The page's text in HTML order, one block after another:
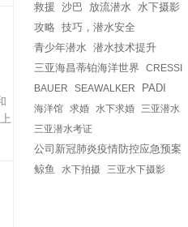
救援 沙巴 放流潜水 水下摄影
攻略 技巧，潜水安全
青少年潜水 潜水技术提升
三亚海昌蒂铂海洋世界
CRESSI
BAUER
SEAWALKER
PADI
海洋馆 求婚 水下求婚 三亚潜水
三亚潜水考证
公司新冠肺炎疫情防控应急预案
鲸鱼 水下拍摄 三亚水下摄影